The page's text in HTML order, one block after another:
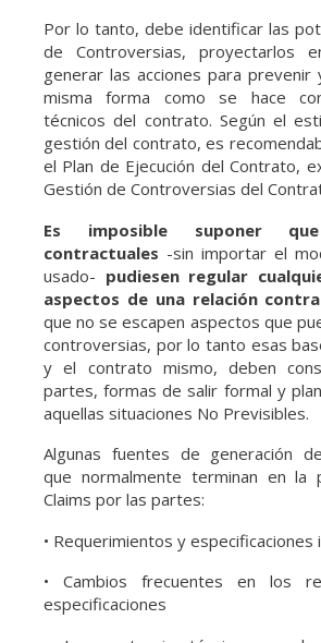
Por lo tanto, debe identificar las
de Controversias, proyectarlos
generar las acciones para prevenir
misma forma como se hace
técnicos del contrato. Según el
gestión del contrato, es
el Plan de Ejecución del Contrato,
Gestión de Controversias del
Es imposible suponer
contractuales -sin importar el
usado- pudiesen regular
aspectos de una relación
que no se escapen aspectos que
controversias, por lo tanto esas
y el contrato mismo, deben
partes, formas de salir formal y
aquellas situaciones No Previsibles.
Algunas fuentes de generación
que normalmente terminan en la
Claims por las partes:
• Requerimientos y especificaciones
• Cambios frecuentes en los
especificaciones